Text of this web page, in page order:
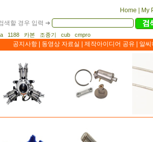
Home My
색할 경우 입력 ➔
1188 카본 조종기 cub cmpro
공지사항 동영상 자료실 제작아이디어 공유 알